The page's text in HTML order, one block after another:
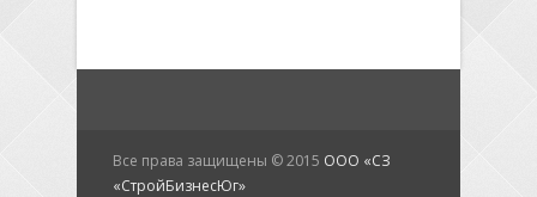
Все права защищены © 2015 ООО «СЗ
«СтройБизнесЮг»